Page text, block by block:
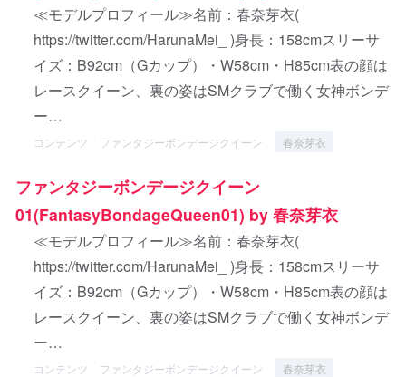
≪モデルプロフィール≫名前：春奈芽衣(
https://twitter.com/HarunaMei_ )身長：158cmスリーサ
イズ：B92cm（Gカップ）・W58cm・H85cm表の顔は
レースクイーン、裏の姿はSMクラブで働く女神ボンデ
ー…
コンテンツ ファンタジーボンデージクイーン 春奈芽衣
ファンタジーボンデージクイーン
01(FantasyBondageQueen01) by 春奈芽衣
≪モデルプロフィール≫名前：春奈芽衣(
https://twitter.com/HarunaMei_ )身長：158cmスリーサ
イズ：B92cm（Gカップ）・W58cm・H85cm表の顔は
レースクイーン、裏の姿はSMクラブで働く女神ボンデ
ー…
コンテンツ ファンタジーボンデージクイーン 春奈芽衣